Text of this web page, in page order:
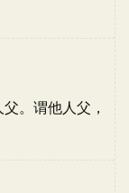
。谓他人父，